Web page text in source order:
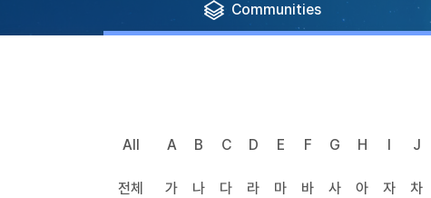
Communities
All A B C D E F G H I J
전체 가 나 다 라 마 바 사 아 자 차